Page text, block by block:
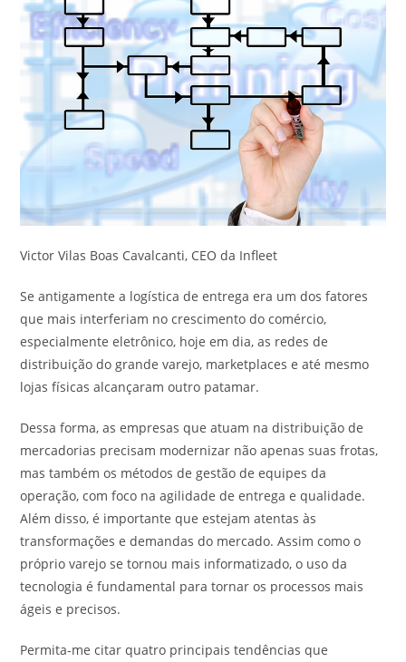
Victor Vilas Boas Cavalcanti, CEO da Infleet
Se antigamente a logística de entrega era um dos fatores
que mais interferiam no crescimento do comércio,
especialmente eletrônico, hoje em dia, as redes de
distribuição do grande varejo, marketplaces e até mesmo
lojas físicas alcançaram outro patamar.
Dessa forma, as empresas que atuam na distribuição de
mercadorias precisam modernizar não apenas suas frotas,
mas também os métodos de gestão de equipes da
operação, com foco na agilidade de entrega e qualidade.
Além disso, é importante que estejam atentas às
transformações e demandas do mercado. Assim como o
próprio varejo se tornou mais informatizado, o uso da
tecnologia é fundamental para tornar os processos mais
ágeis e precisos.
Permita-me citar quatro principais tendências que